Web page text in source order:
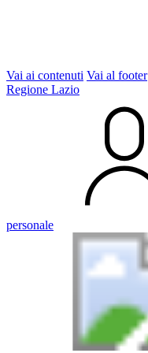
Vai ai contenuti Vai al footer
Regione Lazio
personale